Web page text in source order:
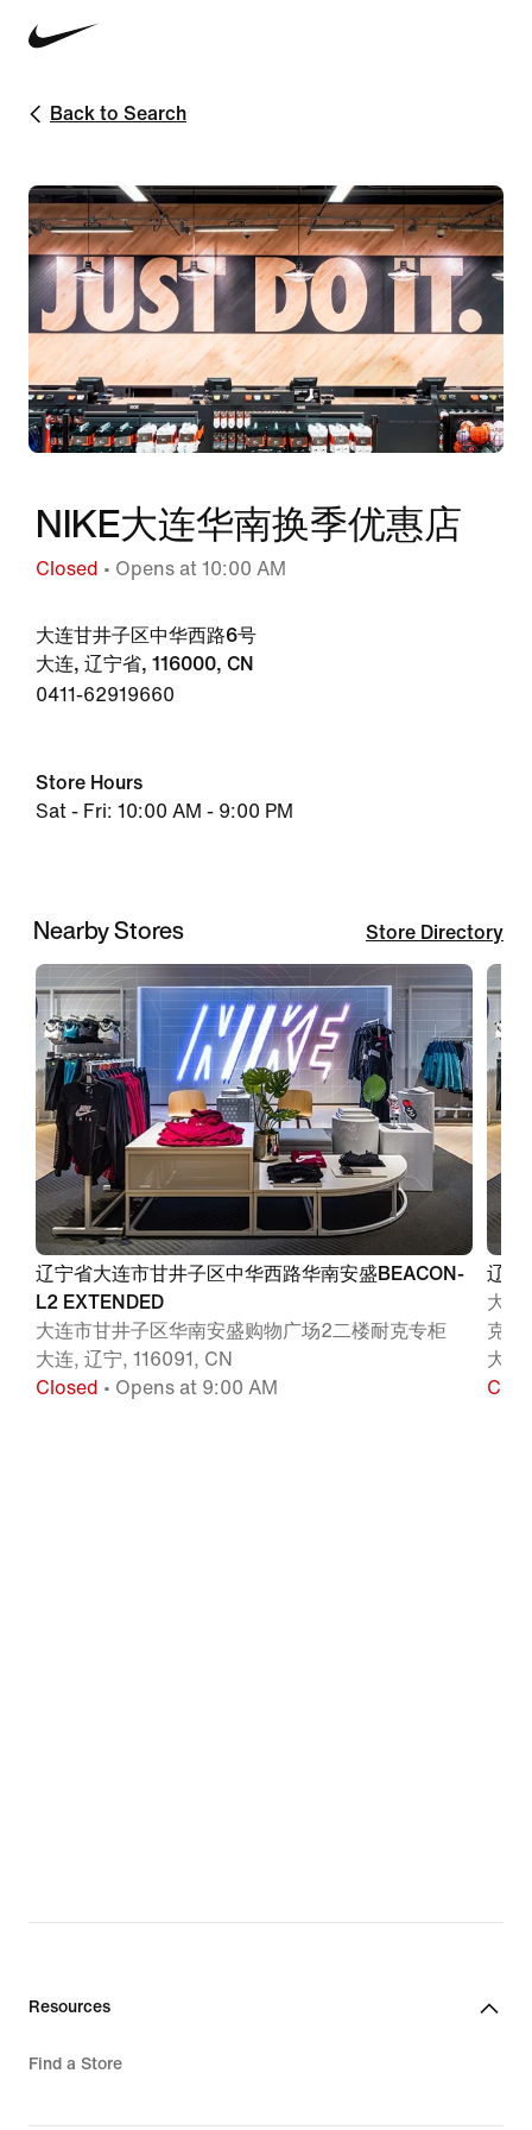
Back to Search
NIKE大连华南换季优惠店
Closed • Opens at 10:00 AM
大连甘井子区中华西路6号
大连, 辽宁省, 116000, CN
0411-62919660
Store Hours
Sat - Fri: 10:00 AM - 9:00 PM
Nearby Stores Store Directory
辽宁省大连市甘井子区中华西路华南安盛BEACON-
L2 EXTENDED
大连市甘井子区华南安盛购物广场2二楼耐克专柜
大连, 辽宁, 116091, CN
Closed • Opens at 9:00 AM
辽宁
大连
克
大连
Resources
Find a Store